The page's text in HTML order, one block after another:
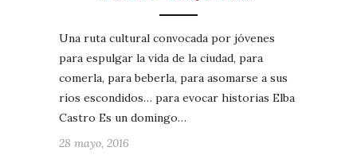
Una ruta cultural convocada por jóvenes
para espulgar la vida de la ciudad, para
comerla, para beberla, para asomarse a sus
ríos escondidos… para evocar historias Elba
Castro Es un domingo…
28 mayo, 2016